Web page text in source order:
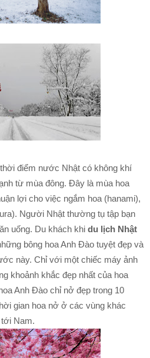
điểm nước Nhật có không khí
từ mùa đông. Đây là mùa hoa
lợi cho việc ngắm hoa (hanami),
Người Nhật thường tụ tập bạn
uống. Du khách khi du lịch Nhật
bông hoa Anh Đào tuyệt đẹp và
này. Chỉ với một chiếc máy ảnh
khoảnh khắc đẹp nhất của hoa
Anh Đào chỉ nở đẹp trong 10
gian hoa nở ở các vùng khác
Nam.